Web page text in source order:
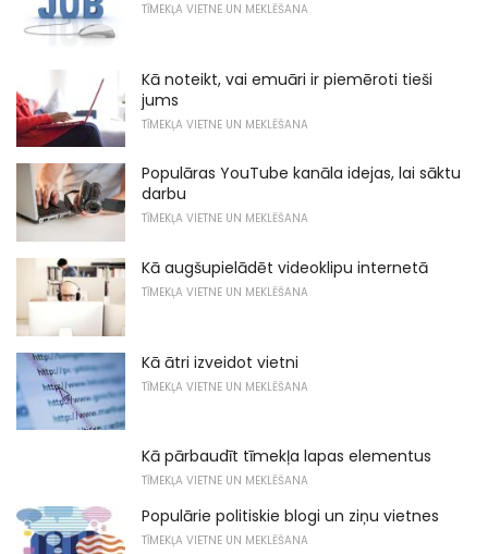
TĪMEKĻA VIETNE UN MEKLĒŠANA
Kā noteikt, vai emuāri ir piemēroti tieši
jums
TĪMEKĻA VIETNE UN MEKLĒŠANA
Populāras YouTube kanāla idejas, lai sāktu
darbu
TĪMEKĻA VIETNE UN MEKLĒŠANA
Kā augšupielādēt videoklipu internetā
TĪMEKĻA VIETNE UN MEKLĒŠANA
Kā ātri izveidot vietni
TĪMEKĻA VIETNE UN MEKLĒŠANA
Kā pārbaudīt tīmekļa lapas elementus
TĪMEKĻA VIETNE UN MEKLĒŠANA
Populārie politiskie blogi un ziņu vietnes
TĪMEKĻA VIETNE UN MEKLĒŠANA